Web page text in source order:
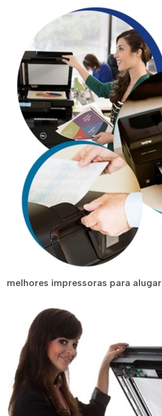
melhores impressoras para alugar